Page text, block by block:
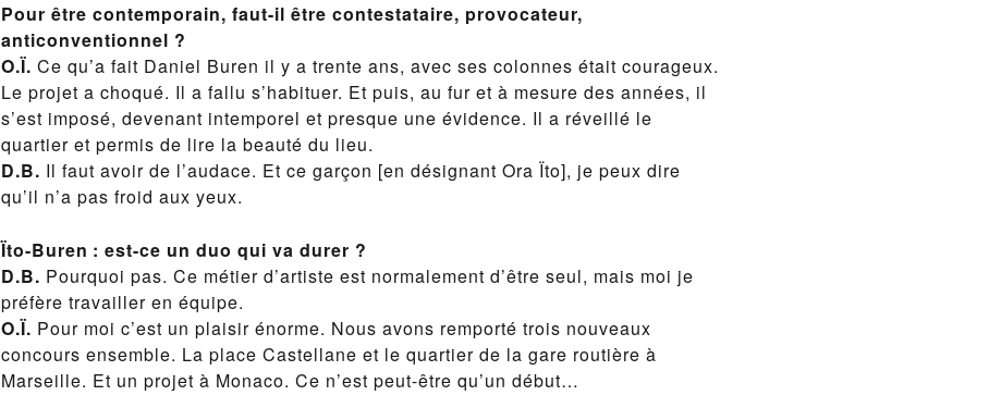
Pour être contemporain, faut-il être contestataire, provocateur,
anticonventionnel ?
O.Ï. Ce qu’a fait Daniel Buren il y a trente ans, avec ses colonnes était courageux.
Le projet a choqué. Il a fallu s’habituer. Et puis, au fur et à mesure des années, il
s’est imposé, devenant intemporel et presque une évidence. Il a réveillé le
quartier et permis de lire la beauté du lieu.
D.B. Il faut avoir de l’audace. Et ce garçon [en désignant Ora Ïto], je peux dire
qu’il n’a pas froid aux yeux.
Ïto-Buren : est-ce un duo qui va durer ?
D.B. Pourquoi pas. Ce métier d’artiste est normalement d’être seul, mais moi je
préfère travailler en équipe.
O.Ï. Pour moi c’est un plaisir énorme. Nous avons remporté trois nouveaux
concours ensemble. La place Castellane et le quartier de la gare routière à
Marseille. Et un projet à Monaco. Ce n’est peut-être qu’un début…